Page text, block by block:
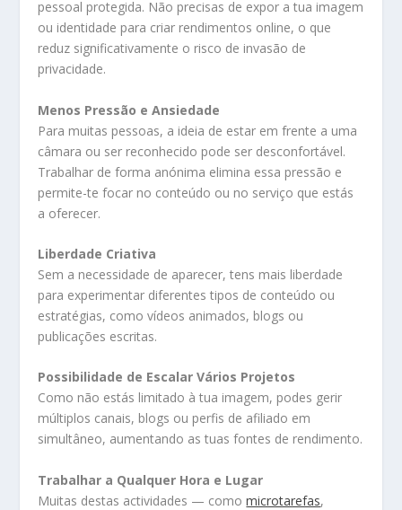
pessoal protegida. Não precisas de expor a tua imagem
ou identidade para criar rendimentos online, o que
reduz significativamente o risco de invasão de
privacidade.
Menos Pressão e Ansiedade
Para muitas pessoas, a ideia de estar em frente a uma
câmara ou ser reconhecido pode ser desconfortável.
Trabalhar de forma anónima elimina essa pressão e
permite-te focar no conteúdo ou no serviço que estás
a oferecer.
Liberdade Criativa
Sem a necessidade de aparecer, tens mais liberdade
para experimentar diferentes tipos de conteúdo ou
estratégias, como vídeos animados, blogs ou
publicações escritas.
Possibilidade de Escalar Vários Projetos
Como não estás limitado à tua imagem, podes gerir
múltiplos canais, blogs ou perfis de afiliado em
simultâneo, aumentando as tuas fontes de rendimento.
Trabalhar a Qualquer Hora e Lugar
Muitas destas actividades — comomicrotarefas,